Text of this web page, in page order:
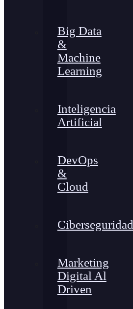
Big Data
&
Machine
Learning
Inteligencia
Artificial
DevOps
&
Cloud
Ciberseguridad
Marketing
Digital Al
Driven